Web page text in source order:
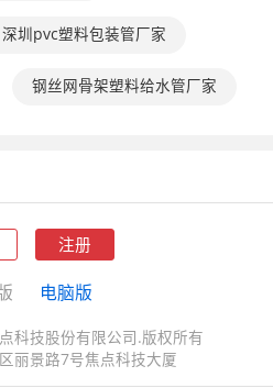
深圳pvc塑料包装管厂家
钢丝网骨架塑料给水管厂家
注册
电脑版
科技股份有限公司.版权所有
丽景路7号焦点科技大厦